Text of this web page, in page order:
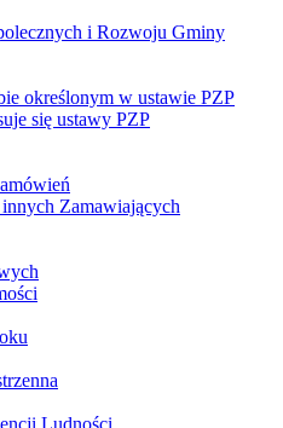
i Rozwoju Gminy
określonym w ustawie PZP
się ustawy PZP
Zamawiających
Ludności